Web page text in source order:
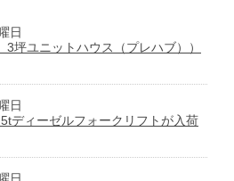
日
3坪ユニットハウス（プレハブ））
日
ディーゼルフォークリフトが入荷